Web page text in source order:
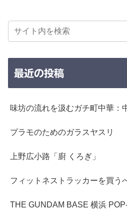
最近の投稿
味坊の流れを汲むガチ町中華：
プラモのためのガラスヤスリ
上野広小路「廚 くろぎ」
フィットネストラッカーを買う
THE GUNDAM BASE 横浜